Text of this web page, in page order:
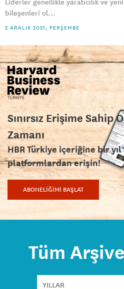
Liderler genellikle yaratıcılık ve
bileşenleri ol...
2 ARALIK 2021, PERŞEMBE
Sınırsız Erişime Sahip
Zamanı
HBR Türkiye içeriğine bir
platformlardan erişin!
ABONELİĞİMİ BAŞLAT
Tüm